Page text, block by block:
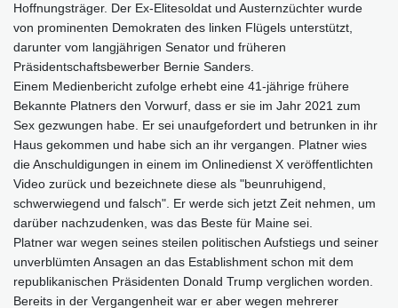
Hoffnungsträger. Der Ex-Elitesoldat und Austernzüchter wurde
von prominenten Demokraten des linken Flügels unterstützt,
darunter vom langjährigen Senator und früheren
Präsidentschaftsbewerber Bernie Sanders.
Einem Medienbericht zufolge erhebt eine 41-jährige frühere
Bekannte Platners den Vorwurf, dass er sie im Jahr 2021 zum
Sex gezwungen habe. Er sei unaufgefordert und betrunken in ihr
Haus gekommen und habe sich an ihr vergangen. Platner wies
die Anschuldigungen in einem im Onlinedienst X veröffentlichten
Video zurück und bezeichnete diese als "beunruhigend,
schwerwiegend und falsch". Er werde sich jetzt Zeit nehmen, um
darüber nachzudenken, was das Beste für Maine sei.
Platner war wegen seines steilen politischen Aufstiegs und seiner
unverblümten Ansagen an das Establishment schon mit dem
republikanischen Präsidenten Donald Trump verglichen worden.
Bereits in der Vergangenheit war er aber wegen mehrerer